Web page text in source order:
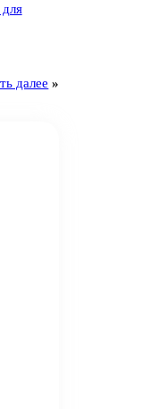
далее »